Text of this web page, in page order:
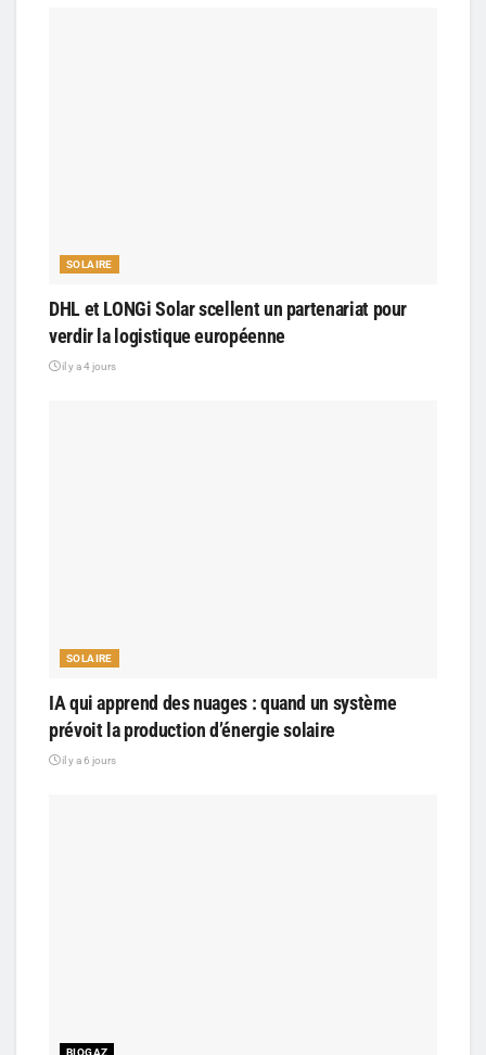
SOLAIRE
DHL et LONGi Solar scellent un partenariat pour
verdir la logistique européenne
il y a 4 jours
SOLAIRE
IA qui apprend des nuages : quand un système
prévoit la production d’énergie solaire
il y a 6 jours